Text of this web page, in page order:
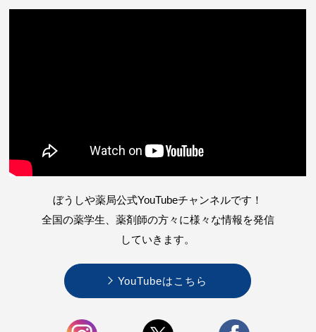
ぼうしや薬局公式YouTubeチャンネルです！
全国の薬学生、薬剤師の方々に様々な情報を発信
していきます。
YouTubeはこちら